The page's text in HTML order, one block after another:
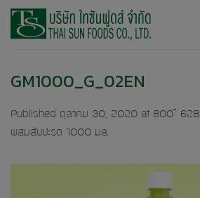
Skip
GM1000_G_02EN
Published ตุลาคม 30, 2020 at 800 × 628
ผสมสับปะรด 1000 มล.